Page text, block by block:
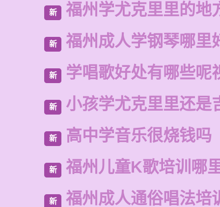
新 福州学尤克里里的地
新 福州成人学钢琴哪里
新 学唱歌好处有哪些呢
新 小孩学尤克里里还是
新 高中学音乐很烧钱吗
新 福州儿童K歌培训哪
新 福州成人通俗唱法培